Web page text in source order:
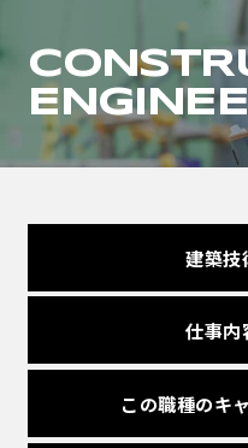
建築技
仕事内
この職種のキ